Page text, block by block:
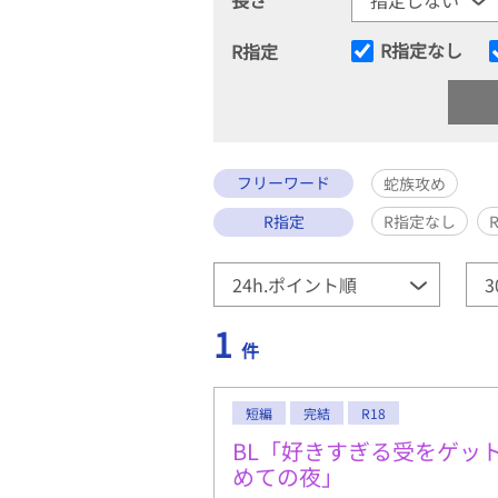
R指定
R指定なし
フリーワード
蛇族攻め
R指定
R指定なし
1 件
短編 完結 R18
BL「好きすぎる受をゲッ
めての夜」